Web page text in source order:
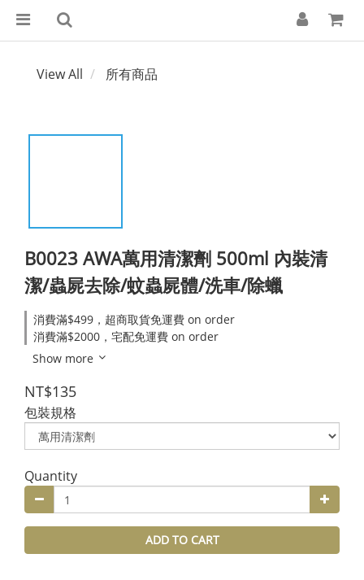
View All 所有商品
B0023 AWA萬用清潔劑 500ml 內裝清
潔/蟲屍去除/蚊蟲屍體/洗車/除蠟
消費滿$499，超商取貨免運費 on order
消費滿$2000，宅配免運費 on order
Show more
NT$135
包裝規格
Quantity
ADD TO CART